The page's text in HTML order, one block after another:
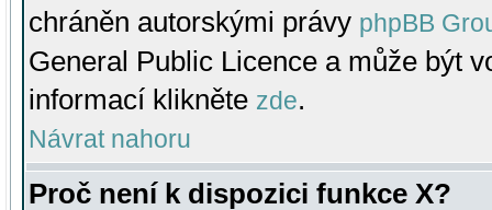
chráněn autorskými právy phpBB
General Public Licence a může být
informací klikněte zde.
Návrat nahoru
Proč není k dispozici funkce X?